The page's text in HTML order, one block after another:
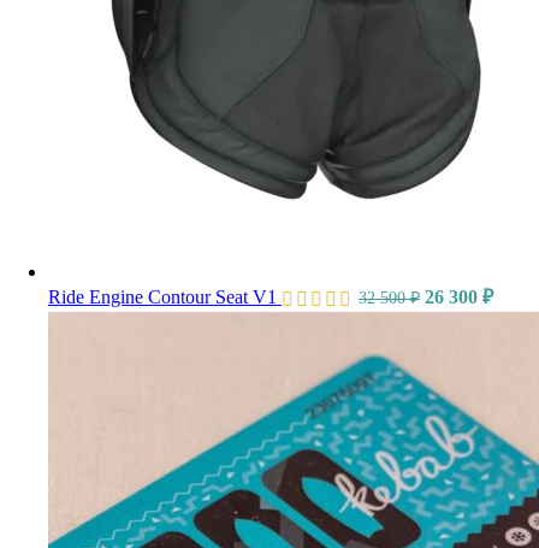
Ride Engine Contour Seat V1 32 500₽ 26 300 ₽